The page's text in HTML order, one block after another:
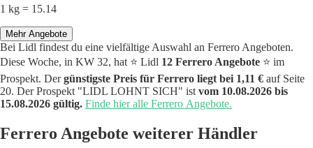
1 kg = 15.14
Mehr Angebote
Bei Lidl findest du eine vielfältige Auswahl an Ferrero Angeboten.
Diese Woche, in KW 32, hat ⭐️ Lidl 12 Ferrero Angebote ⭐️ im
Prospekt. Dergünstigste Preis für Ferrero liegt bei 1,11 € auf Seite
20. Der Prospekt "LIDL LOHNT SICH" ist vom 10.08.2026 bis
15.08.2026 gültig. Finde hier alle Ferrero Angebote.
Ferrero Angebote weiterer Händler